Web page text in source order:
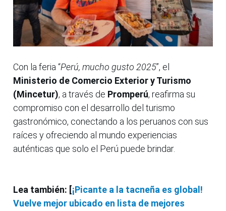
Con la feria “Perú, mucho gusto 2025”, el
Ministerio de Comercio Exterior y Turismo
(Mincetur), a través de Promperú, reafirma su
compromiso con el desarrollo del turismo
gastronómico, conectando a los peruanos con sus
raíces y ofreciendo al mundo experiencias
auténticas que solo el Perú puede brindar.
Lea también: [¡Picante a la tacneña es global!
Vuelve mejor ubicado en lista de mejores